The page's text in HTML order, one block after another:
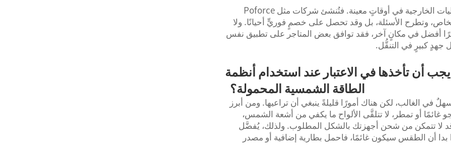
يمكنك الذهاب إلى المعارض المحلية أو الفعاليات الخارجية في أوقاتٍ معينة. فتُنشئ شركات مثل Poforce
وتطرح الأسئلة، بل وقد تحصل على خصمٍ فوريٍّ أحيانًا. ولا
أفضل في مكانٍ آخر، فقد توافق بعض المتاجر على تطبيق نفس
جهدٍ كبيرٍ في التنقُّل.
أن تأخذها في الاعتبار عند استخدام أنظمة
الطاقة الشمسية المحمولة؟
في الغالب، لكن هناك أمورًا قليلةً ينبغي أن تراعيها. ومن أبرز
غائمًا أو تمطر، لا تتلقَّى الألواح ما يكفي من أشعة الشمس،
قد لا تتمكن من شحن أجهزتك بالشكل المطلوب. ولذلك، يُفضَّل
أن الطقس سيكون غائمًا، فاحمل بطارية إضافية أو مصدر